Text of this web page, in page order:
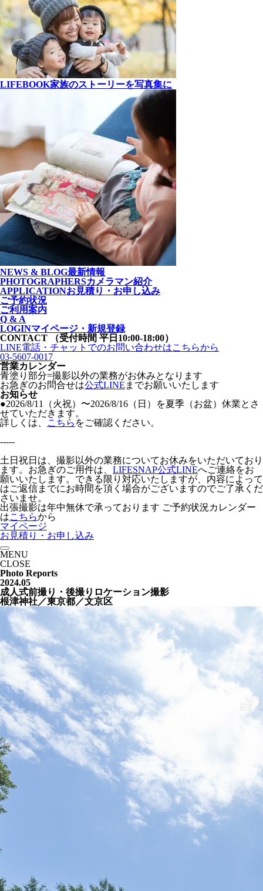
LIFEBOOK家族のストーリーを写真集に
NEWS & BLOG最新情報
PHOTOGRAPHERSカメラマン紹介
APPLICATIONお見積り・お申し込み
ご予約状況
ご利用案内
Q & A
LOGINマイページ・新規登録
CONTACT
（受付時間 平日10:00-18:00）
LINE電話・チャットでのお問い合わせはこちらから
03-5607-0017
営業カレンダー
青塗り 部分=撮影以外の業務がお休みとなります
お急ぎのお問合せは公式LINE までお願いいたします
お知らせ
●2026/8/11（火祝）〜2026/8/16（日）を夏季（お盆）休業とさ
せていただきます。
詳しくは、
こちら をご確認ください。
-----
土日祝日は、撮影以外の業務についてお休みをいただいており
ます。お急ぎのご用件は、 LIFESNAP公式LINEへご連絡をお
願いいたします。できる限り対応いたしますが、内容によって
はご返信までにお時間を頂く場合がございますのでご了承くだ
さいませ。
出張撮影は年中無休で承っております ご予約状況カレンダー
はこちらから
マイページ
お見積り・お申し込み
MENU
CLOSE
Photo Reports
2024.05
成人式前撮り・後撮りロケーション撮影
根津神社／東京都／文京区